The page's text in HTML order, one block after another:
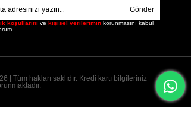
Gönder
koşullarını ve kişisel verileriminkorunmasını kabul
| Tüm hakları saklıdır. Kredi kartı bilgileriniz